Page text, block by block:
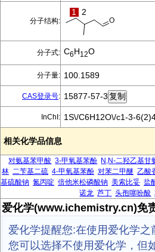
分子结构:
1 2
分子式: C6H12O
分子量: 100.1589
CAS登录号: 15877-57-3
InChI: 1S\/C6H12O\/c1-3-
相关化学品信息
对氨基苯甲酸 3-甲氧基苯酚 N,N-二羟乙基甘
林 二苄基二硫 4-甲氧基苯酚 对苯二甲醚 乙酸
基硫酸钠 氮丙啶 倍他米松磷酸钠 美索比妥 盐
诺龙 芦丁 头孢噻吩酸
爱化学(www.ichemistry.cn)免
爱化学提醒您:在使用爱化学
您可以选择不使用爱化学，但